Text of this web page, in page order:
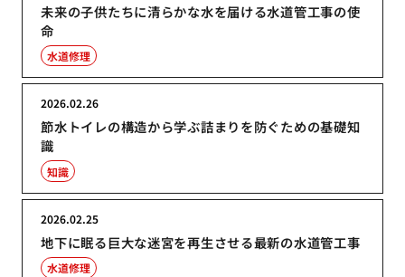
未来の子供たちに清らかな水を届ける水道管工事の使
命
水道修理
節水トイレの構造から学ぶ詰まりを防ぐための基礎知
識
2026.02.26
知識
地下に眠る巨大な迷宮を再生させる最新の水道管工事
2026.02.25
水道修理